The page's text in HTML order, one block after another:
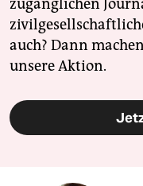
zugänglichen
auch? Dann
unsere Aktion.